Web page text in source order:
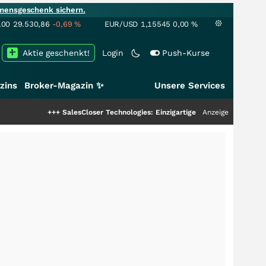
sichern.
29.530,86 -0,69% EUR/USD 1,15545 0,00 %
Login Push-Kurse
Aktie geschenkt!
Broker-Magazin ✨ Unsere Services
SalesCloser Technologies: Einzigartige Leistung zieht die Top-Dogs
Anzeige